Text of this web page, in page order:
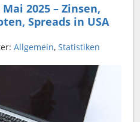
2025 – Zinsen,
Spreads in USA
Allgemein, Statistiken